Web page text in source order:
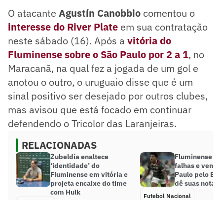
O atacante Agustín Canobbio comentou o
interesse do River Plate em sua contratação
neste sábado (16). Após a vitória do
Fluminense sobre o São Paulo por 2 a 1, no
Maracanã, na qual fez a jogada de um gol e
anotou o outro, o uruguaio disse que é um
sinal positivo ser desejado por outros clubes,
mas avisou que está focado em continuar
defendendo o Tricolor das Laranjeiras.
RELACIONADAS
Zubeldía enaltece
‘identidade’ do
Fluminense em vitória e
projeta encaixe do time
com Hulk
Fluminense
falhas e
Paulo pelo
dê suas notas
Futebol Nacional